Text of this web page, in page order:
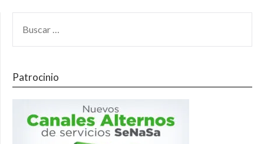
Patrocinio